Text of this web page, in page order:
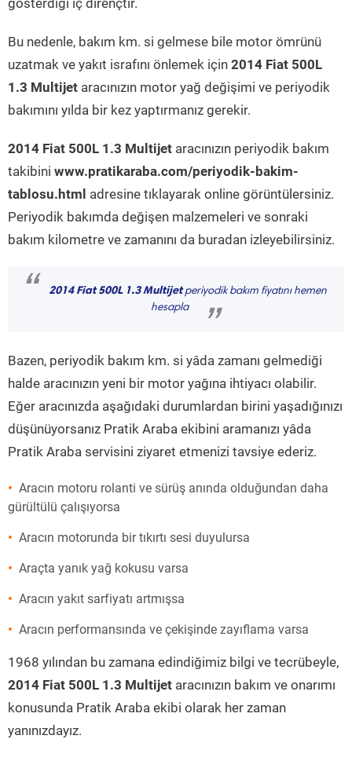
gösterdiği iç dirençtir.
Bu nedenle, bakım km. si gelmese bile motor ömrünü
uzatmak ve yakıt israfını önlemek için 2014 Fiat 500L
1.3 Multijet aracınızın motor yağ değişimi ve periyodik
bakımını yılda bir kez yaptırmanız gerekir.
2014 Fiat 500L 1.3 Multijet aracınızın periyodik bakım
takibini www.pratikaraba.com/periyodik-bakim-
tablosu.html adresine tıklayarak online görüntülersiniz.
Periyodik bakımda değişen malzemeleri ve sonraki
bakım kilometre ve zamanını da buradan izleyebilirsiniz.
“ 2014 Fiat 500L 1.3 Multijetperiyodik bakım fiyatını hemen
hesapla
”
Bazen, periyodik bakım km. si yâda zamanı gelmediği
halde aracınızın yeni bir motor yağına ihtiyacı olabilir.
Eğer aracınızda aşağıdaki durumlardan birini yaşadığınızı
düşünüyorsanız Pratik Araba ekibini aramanızı yâda
Pratik Araba servisini ziyaret etmenizi tavsiye ederiz.
Aracın motoru rolanti ve sürüş anında olduğundan daha
gürültülü çalışıyorsa
Aracın motorunda bir tıkırtı sesi duyulursa
Araçta yanık yağ kokusu varsa
Aracın yakıt sarfiyatı artmışsa
Aracın performansında ve çekişinde zayıflama varsa
1968 yılından bu zamana edindiğimiz bilgi ve tecrübeyle,
2014 Fiat 500L 1.3 Multijet aracınızın bakım ve onarımı
konusunda Pratik Araba ekibi olarak her zaman
yanınızdayız.